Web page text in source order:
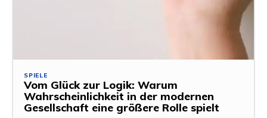
SPIELE
Vom Glück zur Logik: Warum
Wahrscheinlichkeit in der modernen
Gesellschaft eine größere Rolle spielt